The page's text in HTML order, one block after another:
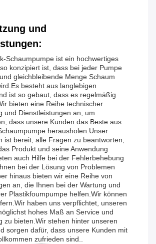
und
Schaumpumpe ist ein hochwertiges
konzipiert ist, dass bei jeder Pumpe
gleichbleibende Menge Schaum
besteht aus langlebigen
ist so gebaut, dass es regelmäßig
bieten eine Reihe technischer
und Dienstleistungen an, um
dass unsere Kunden das Beste aus
herausholen.Unser
ist bereit, alle Fragen zu beantworten,
Produkt und seine Anwendung
auch Hilfe bei der Fehlerbehebung
bei der Lösung von Problemen
hinaus bieten wir eine Reihe von
an, die Ihnen bei der Wartung und
Plastikfoumpumpe helfen.Wir können
haben uns verpflichtet, unseren
hohes Maß an Service und
zu bieten.Wir stehen hinter unseren
sorgen dafür, dass unsere Kunden mit
zufrieden sind..